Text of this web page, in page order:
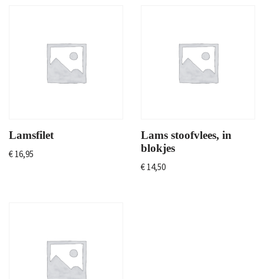
Lamsfilet
€ 16,95
Lams stoofvlees, in
blokjes
€ 14,50